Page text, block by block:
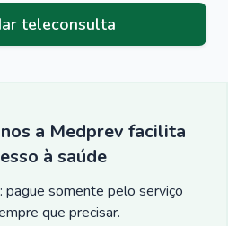
teleconsulta
a Medprev facilita
à saúde
pague somente pelo serviço
que precisar.